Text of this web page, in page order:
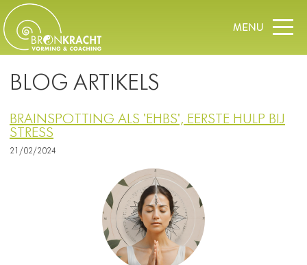
BLOG ARTIKELS
BRAINSPOTTING ALS 'EHBS', EERSTE HULP BIJ
STRESS
21/02/2024